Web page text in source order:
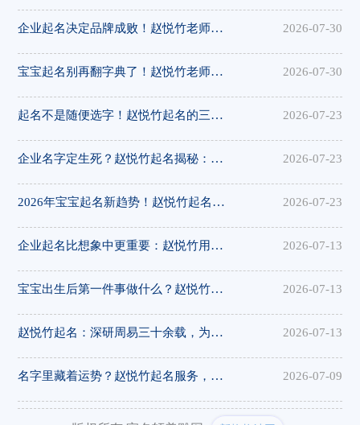
企业起名决定品牌成败！赵悦竹老师手把手取名，好名带来好财运 2026-07-30
宝宝起名别再翻字典了！赵悦竹老师一对一取名，好听好写寓意深远 2026-07-30
起名不是随便选字！赵悦竹起名的三大核心法则：音、形、义、运缺一不可 2026-07-23
企业名字定生死？赵悦竹起名揭秘：好名字如何让品牌赢在起跑线 2026-07-23
2026年宝宝起名新趋势！赵悦竹起名：让名字伴随孩子一生好运 2026-07-23
企业起名比想象中更重要：赵悦竹用周易智慧为品牌注入文化基因 2026-07-13
宝宝出生后第一件事做什么？赵悦竹教你用周易智慧为孩子定一个好名 2026-07-13
赵悦竹起名：深研周易三十余载，为每一个名字注入文化灵魂 2026-07-13
名字里藏着运势？赵悦竹起名服务，用传统姓名学为你解读名字的秘密 2026-07-09